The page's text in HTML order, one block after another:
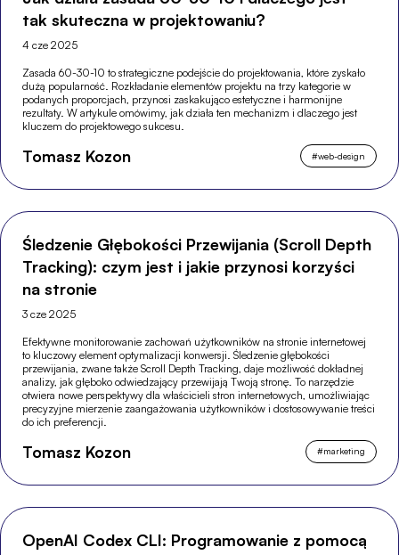
tak skuteczna w projektowaniu?
4 cze 2025
Zasada 60-30-10 to strategiczne podejście do projektowania, które zyskało
dużą popularność. Rozkładanie elementów projektu na trzy kategorie w
podanych proporcjach, przynosi zaskakująco estetyczne i harmonijne
rezultaty. W artykule omówimy, jak działa ten mechanizm i dlaczego jest
kluczem do projektowego sukcesu.
Tomasz Kozon #web-design
Śledzenie Głębokości Przewijania (Scroll Depth
Tracking): czym jest i jakie przynosi korzyści
na stronie
3 cze 2025
Efektywne monitorowanie zachowań użytkowników na stronie internetowej
to kluczowy element optymalizacji konwersji. Śledzenie głębokości
przewijania, zwane także Scroll Depth Tracking, daje możliwość dokładnej
analizy, jak głęboko odwiedzający przewijają Twoją stronę. To narzędzie
otwiera nowe perspektywy dla właścicieli stron internetowych, umożliwiając
precyzyjne mierzenie zaangażowania użytkowników i dostosowywanie treści
do ich preferencji.
Tomasz Kozon #marketing
OpenAI Codex CLI: Programowanie z pomocą